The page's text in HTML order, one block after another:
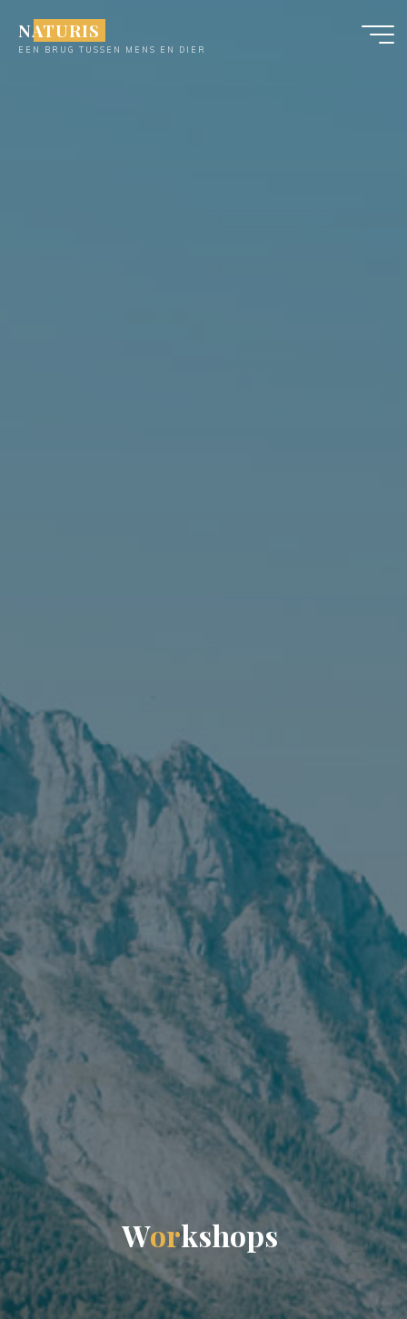
naarNATURIS
EEN BRUG TUSSEN MENS EN DIER
Workshops